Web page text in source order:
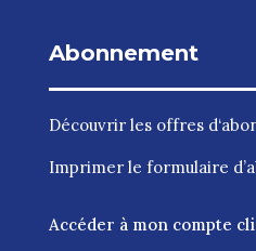
Abonnement
Découvrir les offres
Imprimer le formulaire
Accéder à mon compte